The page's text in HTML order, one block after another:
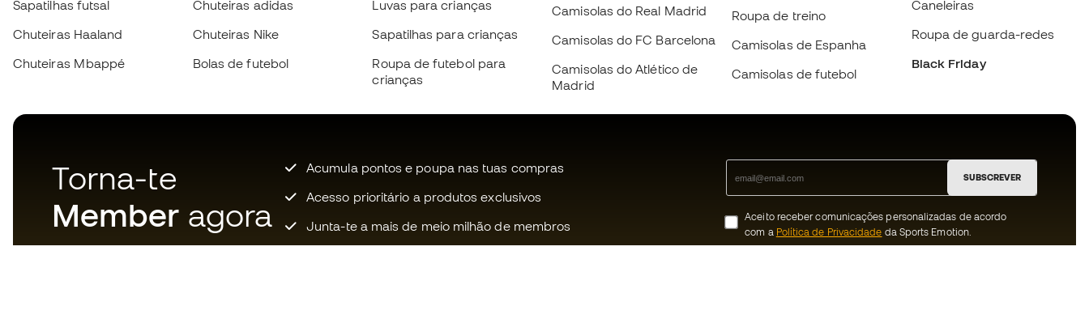
Sapatilhas futsal
Chuteiras Haaland
Chuteiras Mbappé
Chuteiras adidas
Chuteiras Nike
Bolas de futebol
Luvas para crianças
Sapatilhas para crianças
Roupa de futebol para
crianças
Camisolas do Real Madrid
Camisolas do FC Barcelona
Camisolas do Atlético de
Madrid
Roupa de treino
Camisolas de Espanha
Camisolas de futebol
Caneleiras
Roupa de guarda-redes
Black Friday
Torna-te
Member agora
Acumula pontos e poupa nas tuas compras
Acesso prioritário a produtos exclusivos
Junta-te a mais de meio milhão de membros
SUBSCREVER
Aceito receber comunicações personalizadas de acordo
com a Política de Privacidade da Sports Emotion.